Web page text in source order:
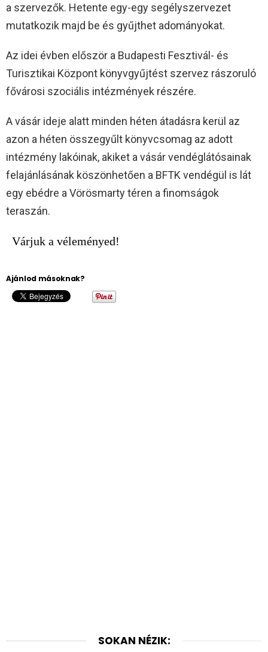
a szervezők. Hetente egy-egy segélyszervezet
mutatkozik majd be és gyűjthet adományokat.
Az idei évben először a Budapesti Fesztivál- és
Turisztikai Központ könyvgyűjtést szervez rászoruló
fővárosi szociális intézmények részére.
A vásár ideje alatt minden héten átadásra kerül az
azon a héten összegyűlt könyvcsomag az adott
intézmény lakóinak, akiket a vásár vendéglátósainak
felajánlásának köszönhetően a BFTK vendégül is lát
egy ebédre a Vörösmarty téren a finomságok
teraszán.
Várjuk a véleményed!
Ajánlod másoknak?
SOKAN NÉZIK: